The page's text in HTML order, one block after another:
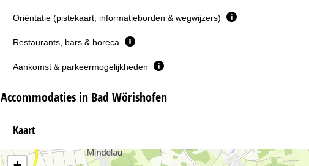
Oriëntatie (pistekaart, informatieborden & wegwijzers)
Restaurants, bars & horeca
Aankomst & parkeermogelijkheden
Accommodaties in Bad Wörishofen
Kaart